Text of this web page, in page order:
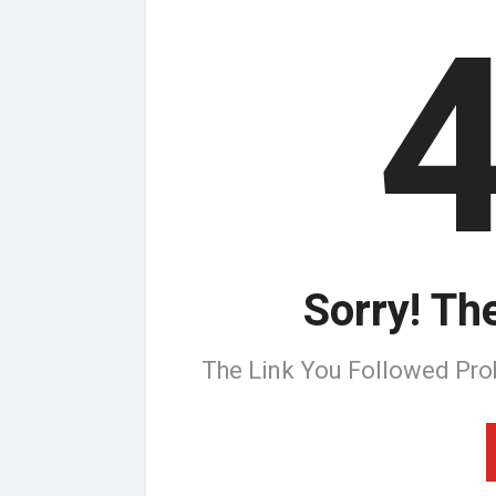
Sorry!
The Link You Followed